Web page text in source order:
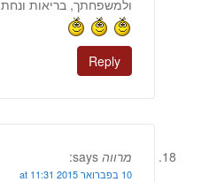
ולמשפחתך, בריאות ונחת
Reply
מרווה says:
10 בפברואר 2015 at 11:31